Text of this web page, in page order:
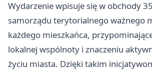
Wydarzenie wpisuje się w obchody
samorządu terytorialnego ważnego
każdego mieszkańca,
lokalnej wspólnoty i znaczeniu
życiu miasta. Dzięki takim